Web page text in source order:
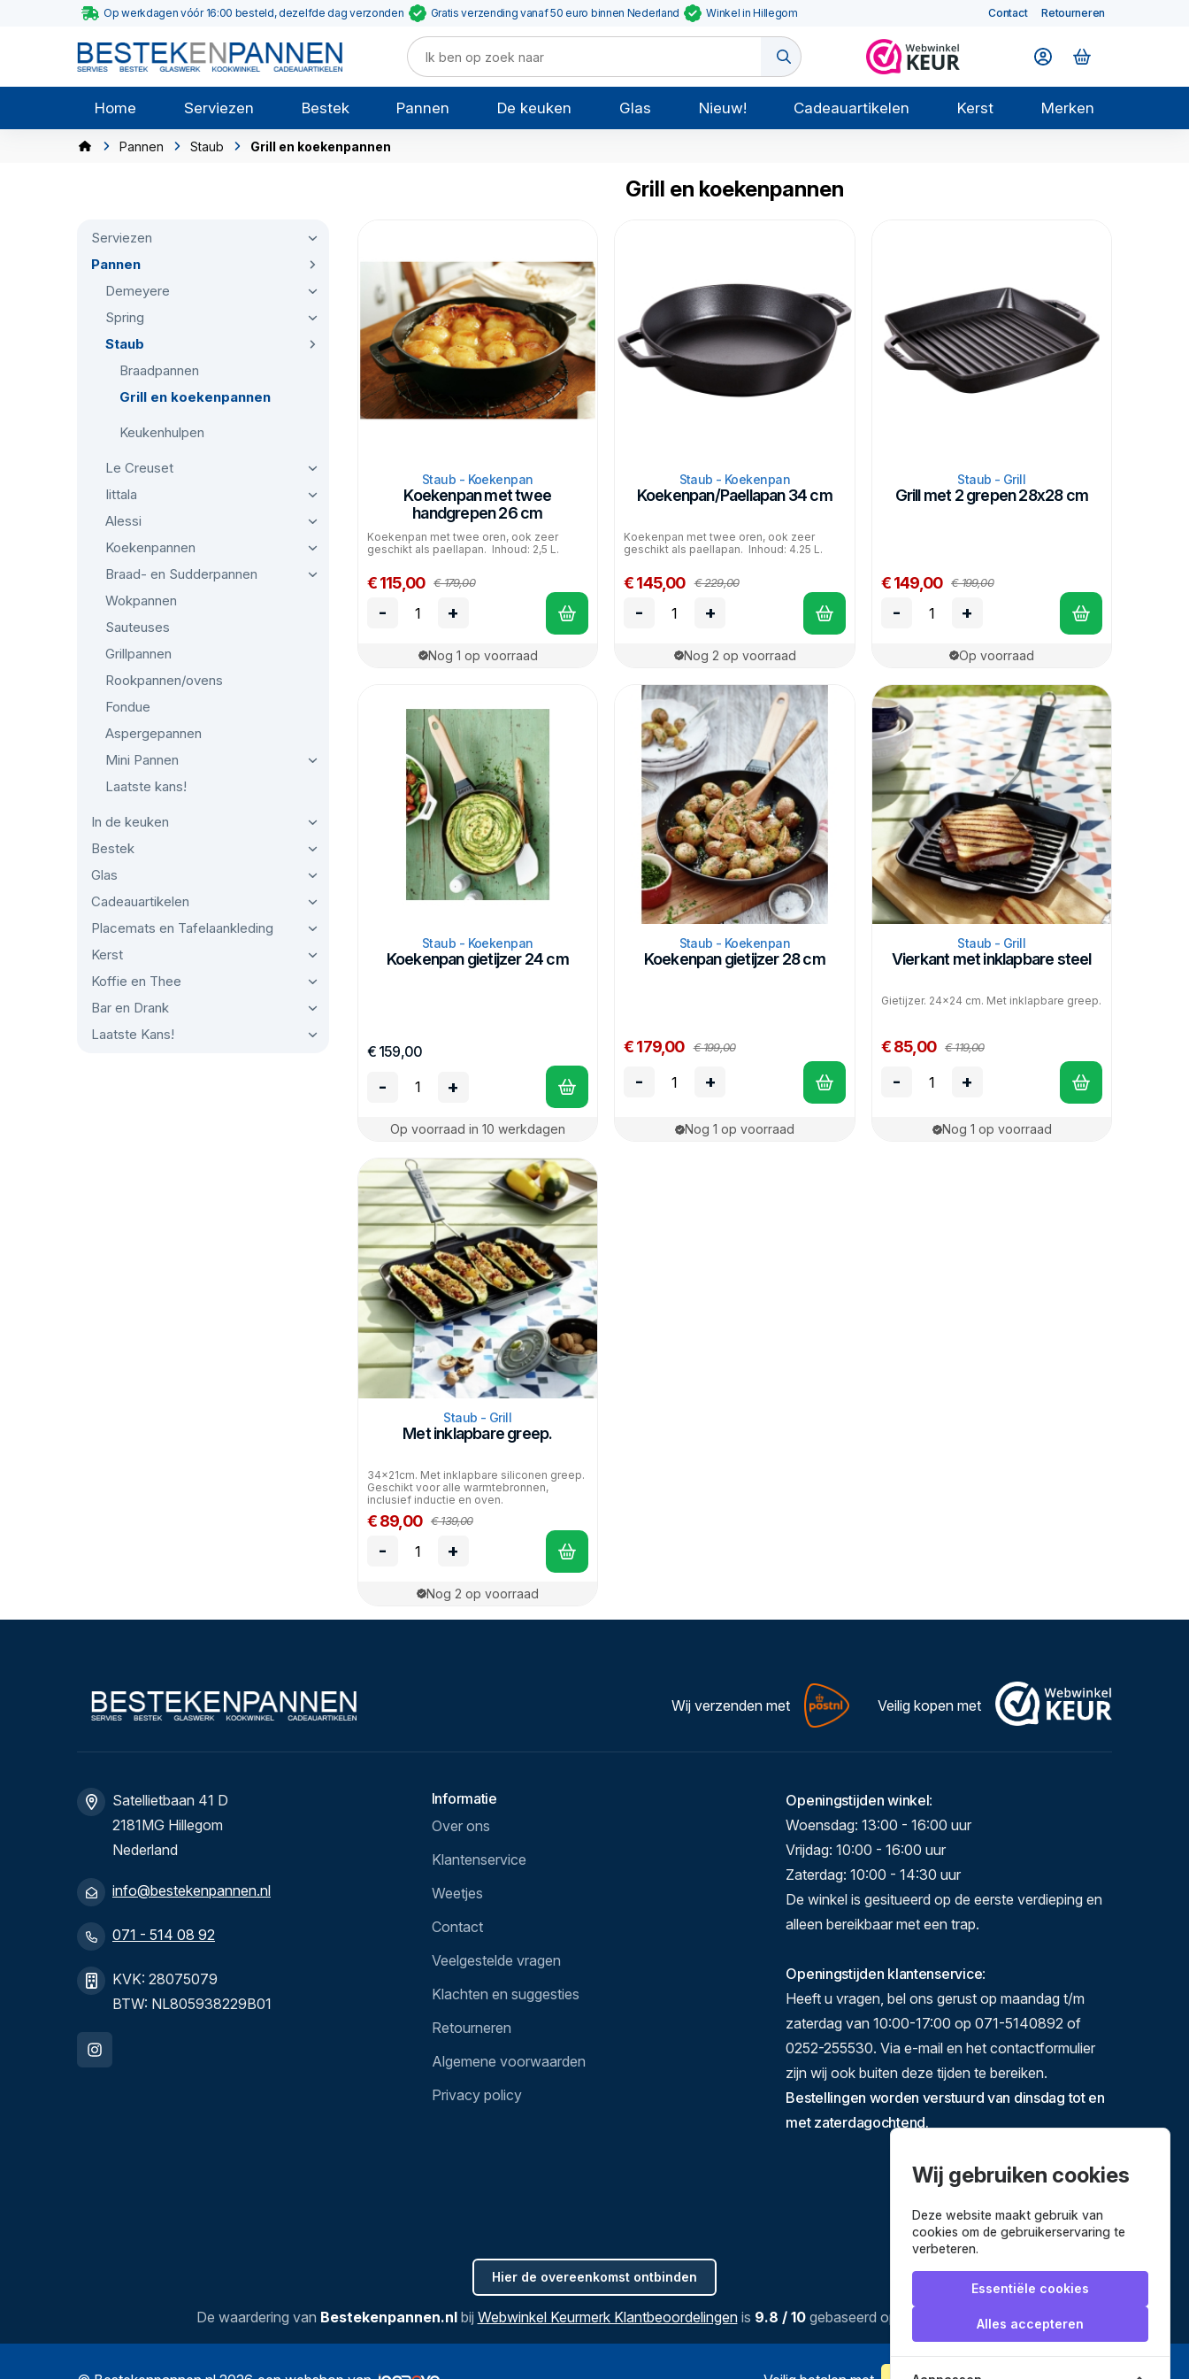
Op werkdagen vóór 16:00 besteld, dezelfde dag verzonden Gratis verzending vanaf 50 euro binnen Nederland Winkel in Hillegom Contact Retourneren
Home Serviezen Bestek Pannen De keuken Glas Nieuw! Cadeauartikelen Kerst Merken
Pannen Staub Grill en koekenpannen
Serviezen
Pannen
Demeyere
Spring
Staub
Braadpannen
Grill en koekenpannen
Keukenhulpen
Le Creuset
Iittala
Alessi
Koekenpannen
Braad- en Sudderpannen
Wokpannen
Sauteuses
Grillpannen
Rookpannen/ovens
Fondue
Aspergepannen
Mini Pannen
Laatste kans!
In de keuken
Bestek
Glas
Cadeauartikelen
Placemats en Tafelaankleding
Kerst
Koffie en Thee
Bar en Drank
Laatste Kans!
Grill en koekenpannen
Staub - Koekenpan
Koekenpan met twee
handgrepen 26 cm
Koekenpan met twee oren, ook zeer
geschikt als paellapan. Inhoud: 2,5 L.
€ 115,00 € 179,00
- +
Nog 1 op voorraad
Staub - Koekenpan
Koekenpan/Paellapan 34 cm
Koekenpan met twee oren, ook zeer
geschikt als paellapan. Inhoud: 4.25 L.
€ 145,00 € 229,00
- +
Nog 2 op voorraad
Staub - Grill
Grill met 2 grepen 28x28 cm
€ 149,00 € 199,00
- +
Op voorraad
Staub - Koekenpan
Koekenpan gietijzer 24 cm
€ 159,00
- +
Op voorraad in 10 werkdagen
Staub - Koekenpan
Koekenpan gietijzer 28 cm
€ 179,00 € 199,00
- +
Nog 1 op voorraad
Staub - Grill
Vierkant met inklapbare steel
Gietijzer. 24x24 cm. Met inklapbare greep.
€ 85,00 € 119,00
- +
Nog 1 op voorraad
Staub - Grill
Met inklapbare greep.
34x21cm. Met inklapbare siliconen greep.
Geschikt voor alle warmtebronnen,
inclusief inductie en oven.
€ 89,00 € 139,00
- +
Nog 2 op voorraad
Wij verzenden met Veilig kopen met
Satellietbaan 41 D
2181MG Hillegom
Nederland
info@bestekenpannen.nl
071 - 514 08 92
KVK: 28075079
BTW: NL805938229B01
Informatie
Over ons
Klantenservice
Weetjes
Contact
Veelgestelde vragen
Klachten en suggesties
Retourneren
Algemene voorwaarden
Privacy policy
Openingstijden winkel:
Woensdag: 13:00 - 16:00 uur
Vrijdag: 10:00 - 16:00 uur
Zaterdag: 10:00 - 14:30 uur
De winkel is gesitueerd op de eerste verdieping en
alleen bereikbaar met een trap.
Openingstijden klantenservice:
Heeft u vragen, bel ons gerust op maandag t/m
zaterdag van 10:00-17:00 op 071-5140892 of
0252-255530. Via e-mail en het contactformulier
zijn wij ook buiten deze tijden te bereiken.
Bestellingen worden verstuurd van dinsdag tot en
met zaterdagochtend.
Hier de overeenkomst ontbinden
De waardering van Bestekenpannen.nlbij Webwinkel Keurmerk Klantbeoordelingenis 9.8 / 10 gebaseerd op reviews.
Wij gebruiken cookies
Deze website maakt gebruik van
cookies om de gebruikerservaring te
verbeteren.
Essentiële cookies
Alles accepteren